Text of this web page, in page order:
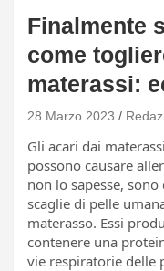
Finalmente
come
materassi:
28 Marzo 2023
Gli acari dai
possono causare
non lo sapesse,
scaglie di pelle
materasso. Essi
contenere una
vie respiratorie delle